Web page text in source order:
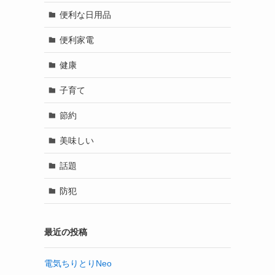
便利な日用品
便利家電
健康
子育て
節約
美味しい
話題
防犯
最近の投稿
電気ちりとりNeo